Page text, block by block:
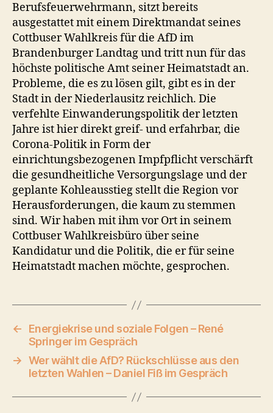
Berufsfeuerwehrmann, sitzt bereits
ausgestattet mit einem Direktmandat seines
Cottbuser Wahlkreis für die AfD im
Brandenburger Landtag und tritt nun für das
höchste politische Amt seiner Heimatstadt an.
Probleme, die es zu lösen gilt, gibt es in der
Stadt in der Niederlausitz reichlich. Die
verfehlte Einwanderungspolitik der letzten
Jahre ist hier direkt greif- und erfahrbar, die
Corona-Politik in Form der
einrichtungsbezogenen Impfpflicht verschärft
die gesundheitliche Versorgungslage und der
geplante Kohleausstieg stellt die Region vor
Herausforderungen, die kaum zu stemmen
sind. Wir haben mit ihm vor Ort in seinem
Cottbuser Wahlkreisbüro über seine
Kandidatur und die Politik, die er für seine
Heimatstadt machen möchte, gesprochen.
←
Energiekrise und soziale Folgen – René
Springer im Gespräch
→ Wer wählt die AfD? Rückschlüsse aus den
letzten Wahlen – Daniel Fiß im Gespräch